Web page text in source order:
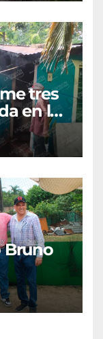
tres
en la
Bruno